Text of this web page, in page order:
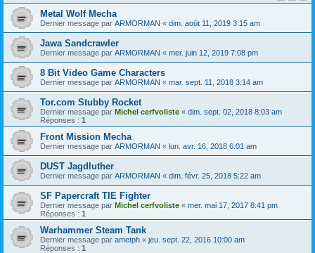
Metal Wolf Mecha
Dernier message par ARMORMAN « dim. août 11, 2019 3:15 am
Jawa Sandcrawler
Dernier message par ARMORMAN « mer. juin 12, 2019 7:08 pm
8 Bit Video Game Characters
Dernier message par ARMORMAN « mar. sept. 11, 2018 3:14 am
Tor.com Stubby Rocket
Dernier message par Michel cerfvoliste « dim. sept. 02, 2018 8:03 am
Réponses : 1
Front Mission Mecha
Dernier message par ARMORMAN « lun. avr. 16, 2018 6:01 am
DUST Jagdluther
Dernier message par ARMORMAN « dim. févr. 25, 2018 5:22 am
SF Papercraft TIE Fighter
Dernier message par Michel cerfvoliste « mer. mai 17, 2017 8:41 pm
Réponses : 1
Warhammer Steam Tank
Dernier message par ametph « jeu. sept. 22, 2016 10:00 am
Réponses : 1